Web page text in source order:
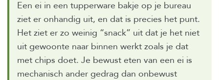
Een ei in een tupperware bakje op je bureau
ziet er onhandig uit, en dat is precies het punt.
Het ziet er zo weinig “snack” uit dat je het niet
uit gewoonte naar binnen werkt zoals je dat
met chips doet. Je bewust eten van een ei is
mechanisch ander gedrag dan onbewust